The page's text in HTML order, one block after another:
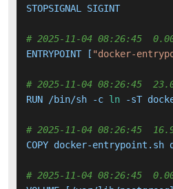
STOPSIGNAL SIGINT
# 2025-11-04 08:26:45  0.00B
ENTRYPOINT [ "docker-
# 2025-11-04 08:26:45
RUN /bin/sh -c ln -sT
# 2025-11-04 08:26:45
COPY docker-
# 2025-11-04 08:26:45  0.00B